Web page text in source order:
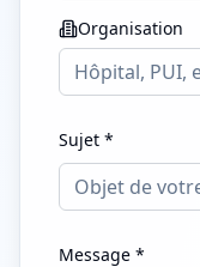
Organisation
Sujet *
Message *